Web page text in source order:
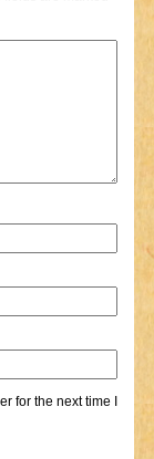
for the next time I